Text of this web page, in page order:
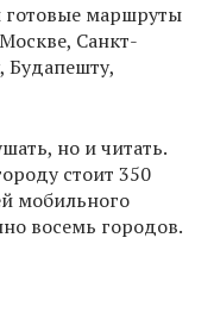
готовые маршруты
Санкт-
Будапешту,
но и читать.
стоит 350
мобильного
восемь городов.